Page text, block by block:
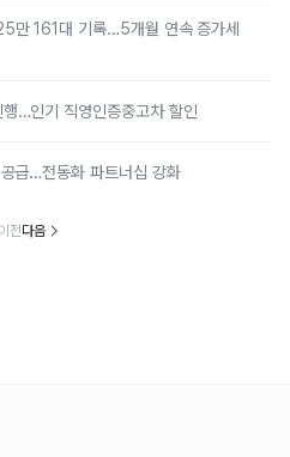
만 161대 기록…5개월 연속 증가세
행…인기 직영인증중고차 할인
급…전동화 파트너십 강화
이전다음